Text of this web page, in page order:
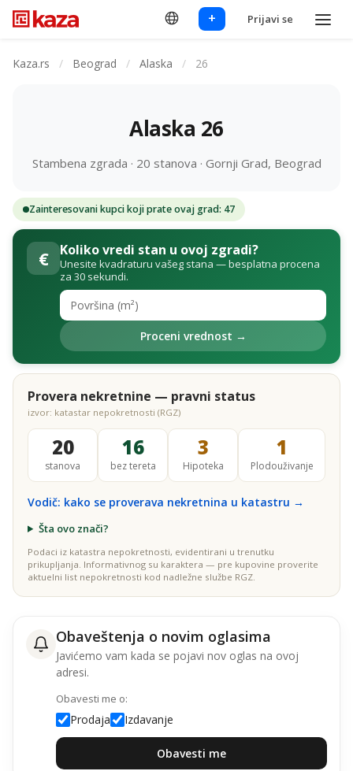
+ Prijavi se
Kaza.rs / Beograd / Alaska / 26
Alaska 26
Stambena zgrada · 20 stanova · Gornji Grad, Beograd
Zainteresovani kupci koji prate ovaj grad: 47
€ Koliko vredi stan u ovoj zgradi?
Unesite kvadraturu vašeg stana — besplatna procena
za 30 sekundi.
Proceni vrednost →
Provera nekretnine — pravni status
izvor: katastar nepokretnosti (RGZ)
20
stanova
16
bez tereta
3
Hipoteka
1
Plodouživanje
Vodič: kako se proverava nekretnina u katastru →
Šta ovo znači?
Podaci iz katastra nepokretnosti, evidentirani u trenutku
prikupljanja. Informativnog su karaktera — pre kupovine proverite
aktuelni list nepokretnosti kod nadležne službe RGZ.
Obaveštenja o novim oglasima
Javićemo vam kada se pojavi nov oglas na ovoj
adresi.
Obavesti me o:
Prodaja Izdavanje
Obavesti me